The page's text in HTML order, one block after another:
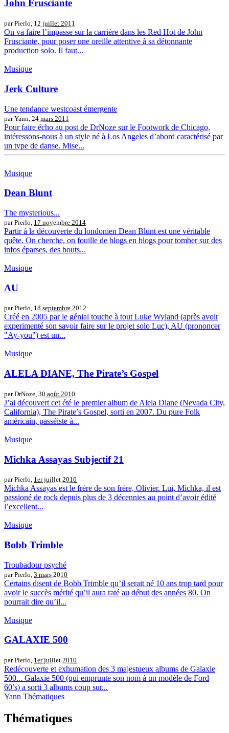
John Frusciante
par Pierlo, 12 juillet 2011
On va faire l’impasse sur la carrière dans les Red Hot de John
Frusciante, pour poser une oreille attentive à sa détonnante
production solo. Il faut...
Musique
Jerk Culture
Une tendance westcoast émergente
par Yann, 24 mars 2011
Pour faire écho au post de DrNoze sur le Footwork de Chicago,
intéressons-nous à un style né à Los Angeles d’abord caractérisé par
un type de danse. Mise...
Musique
Dean Blunt
The mysterious...
par Pierlo, 17 novembre 2014
Partir à la découverte du londonien Dean Blunt est une véritable
quête. On cherche, on fouille de blogs en blogs pour tomber sur des
infos éparses, des bouts...
Musique
AU
par Pierlo, 18 septembre 2012
Créé en 2005 par le génial touche à tout Luke Wyland (après avoir
experimenté son savoir faire sur le projet solo Luc), AU (prononcer
"Ay-you") est un...
Musique
ALELA DIANE, The Pirate’s Gospel
par DrNoze, 30 août 2010
J’ai découvert cet été le premier album de Alela Diane (Nevada City,
California), The Pirate’s Gospel, sorti en 2007. Du pure Folk
américain, passéiste à...
Musique
Michka Assayas Subjectif 21
par Pierlo, 1er juillet 2010
Michka Assayas est le frère de son frère, Olivier. Lui, Michka, il est
passioné de rock depuis plus de 3 décennies au point d’avoir édité
l’excellent...
Musique
Bobb Trimble
Troubadour psyché
par Pierlo, 3 mars 2010
Certains disent de Bobb Trimble qu’il serait né 10 ans trop tard pour
avoir le succès mérité qu’il aura raté au début des années 80. On
pourrait dire qu’il...
Musique
GALAXIE 500
par Pierlo, 1er juillet 2010
Redécouverte et exhumation des 3 majestueux albums de Galaxie
500... Galaxie 500 (qui emprunte son nom à un modèle de Ford
60’s) a sorti 3 albums coup sur...
Yann Thématiques
Thématiques